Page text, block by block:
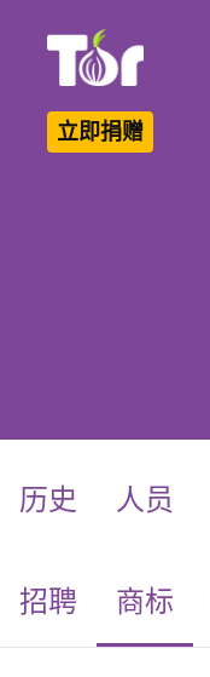
立即捐赠
历史 人员
招聘 商标